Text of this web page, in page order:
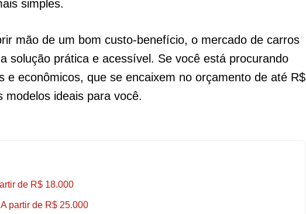
simples.
mão de um bom custo-benefício, o mercado de carros
solução prática e acessível. Se você está procurando
e econômicos, que se encaixem no orçamento de até R$
modelos ideais para você.
de R$ 18.000
partir de R$ 25.000